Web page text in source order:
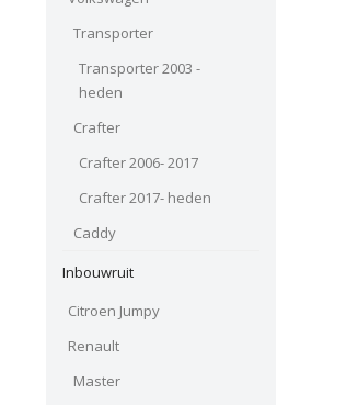
Transporter
Transporter 2003 -
heden
Crafter
Crafter 2006- 2017
Crafter 2017- heden
Caddy
Inbouwruit
Citroen Jumpy
Renault
Master